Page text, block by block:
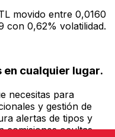
movido entre 0,0160
con 0,62% volatilidad.
cualquier lugar.
necesitas para
y gestión de
alertas de tipos y
comisiones ocultas.